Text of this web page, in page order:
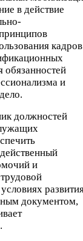
в действие
обязанностей
и
должностей
и
документом,